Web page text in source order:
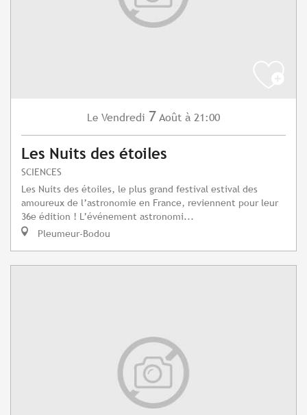
Le Vendredi 7 Août à 21:00
Les Nuits des étoiles
SCIENCES
Les Nuits des étoiles, le plus grand festival estival des
amoureux de l’astronomie en France, reviennent pour leur
36e édition ! L’événement astronomi...
Pleumeur-Bodou